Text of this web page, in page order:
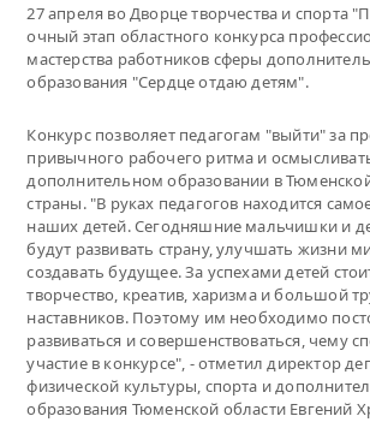
27 апреля во Дворце творчества и спорта
очный этап областного конкурса
мастерства работников сферы
образования "Сердце отдаю детям".
Конкурс позволяет педагогам "выйти" за
привычного рабочего ритма и
дополнительном образовании в
страны. "В руках педагогов находится
наших детей. Сегодняшние мальчишки и
будут развивать страну, улучшать жизни
создавать будущее. За успехами детей
творчество, креатив, харизма и большой
наставников. Поэтому им необходимо
развиваться и совершенствоваться, чему
участие в конкурсе", - отметил директор
физической культуры, спорта и
образования Тюменской области Евгений